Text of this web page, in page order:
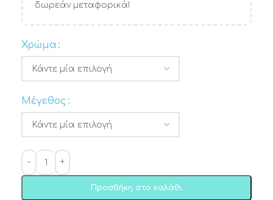
δωρεάν μεταφορικά!
Χρώμα
Μέγεθος
Προσθήκη στο καλάθι